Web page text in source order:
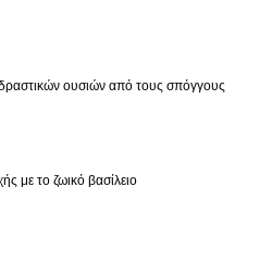
ουσιών από τους σπόγγους
με το ζωικό βασίλειο